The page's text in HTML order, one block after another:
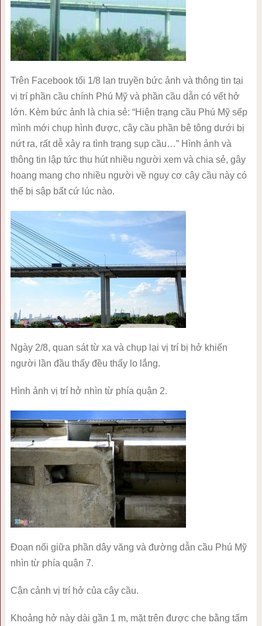
Trên Facebook tối 1/8 lan truyền bức ảnh và thông tin tại
vị trí phần cầu chính Phú Mỹ và phần cầu dẫn có vết hở
lớn. Kèm bức ảnh là chia sẻ: “Hiện trạng cầu Phú Mỹ sếp
mình mới chụp hình được, cây cầu phần bê tông dưới bị
nứt ra, rất dễ xảy ra tình trạng sụp cầu…” Hình ảnh và
thông tin lập tức thu hút nhiều người xem và chia sẻ, gây
hoang mang cho nhiều người về nguy cơ cây cầu này có
thể bị sập bất cứ lúc nào.
Ngày 2/8, quan sát từ xa và chụp lại vị trí bị hở khiến
người lần đầu thấy đều thấy lo lắng.
Hình ảnh vị trí hở nhìn từ phía quận 2.
Đoạn nối giữa phần dây văng và đường dẫn cầu Phú Mỹ
nhìn từ phía quận 7.
Cận cảnh vị trí hở của cây cầu.
Khoảng hở này dài gần 1 m, mặt trên được che bằng tấm